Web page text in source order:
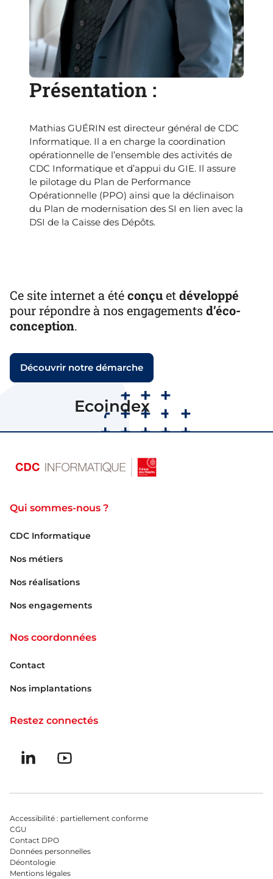
Présentation :
Mathias GUÉRIN est directeur général de CDC
Informatique. Il a en charge la coordination
opérationnelle de l’ensemble des activités de
CDC Informatique et d’appui du GIE. Il assure
le pilotage du Plan de Performance
Opérationnelle (PPO) ainsi que la déclinaison
du Plan de modernisation des SI en lien avec la
DSI de la Caisse des Dépôts.
Ce site internet a étéconçuetdéveloppé
pour répondre à nos engagements d’éco-
conception.
Découvrir notre démarche
Note
Ecoindex B
Qui sommes-nous ?
CDC Informatique
Nos métiers
Nos réalisations
Nos engagements
Nos coordonnées
Contact
Nos implantations
Restez connectés
Suivez-nous sur linkedin
Suivez-nous sur Youtube
Menu bas du footer
Accessibilité : partiellement conforme
CGU
Contact DPO
Données personnelles
Déontologie
Mentions légales